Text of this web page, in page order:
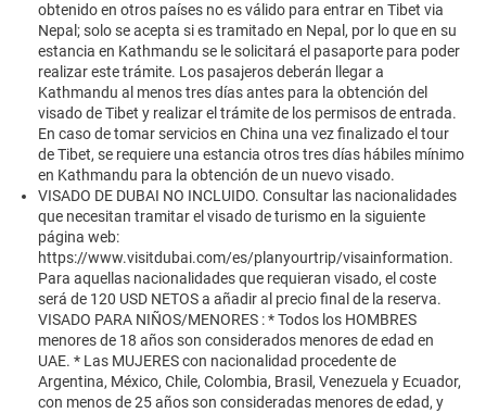
obtenido en otros países no es válido para entrar en Tibet via
Nepal; solo se acepta si es tramitado en Nepal, por lo que en su
estancia en Kathmandu se le solicitará el pasaporte para poder
realizar este trámite. Los pasajeros deberán llegar a
Kathmandu al menos tres días antes para la obtención del
visado de Tibet y realizar el trámite de los permisos de entrada.
En caso de tomar servicios en China una vez finalizado el tour
de Tibet, se requiere una estancia otros tres días hábiles mínimo
en Kathmandu para la obtención de un nuevo visado.
VISADO DE DUBAI NO INCLUIDO. Consultar las nacionalidades
que necesitan tramitar el visado de turismo en la siguiente
página web:
https://www.visitdubai.com/es/planyourtrip/visainformation.
Para aquellas nacionalidades que requieran visado, el coste
será de 120 USD NETOS a añadir al precio final de la reserva.
VISADO PARA NIÑOS/MENORES : * Todos los HOMBRES
menores de 18 años son considerados menores de edad en
UAE. * Las MUJERES con nacionalidad procedente de
Argentina, México, Chile, Colombia, Brasil, Venezuela y Ecuador,
con menos de 25 años son consideradas menores de edad, y